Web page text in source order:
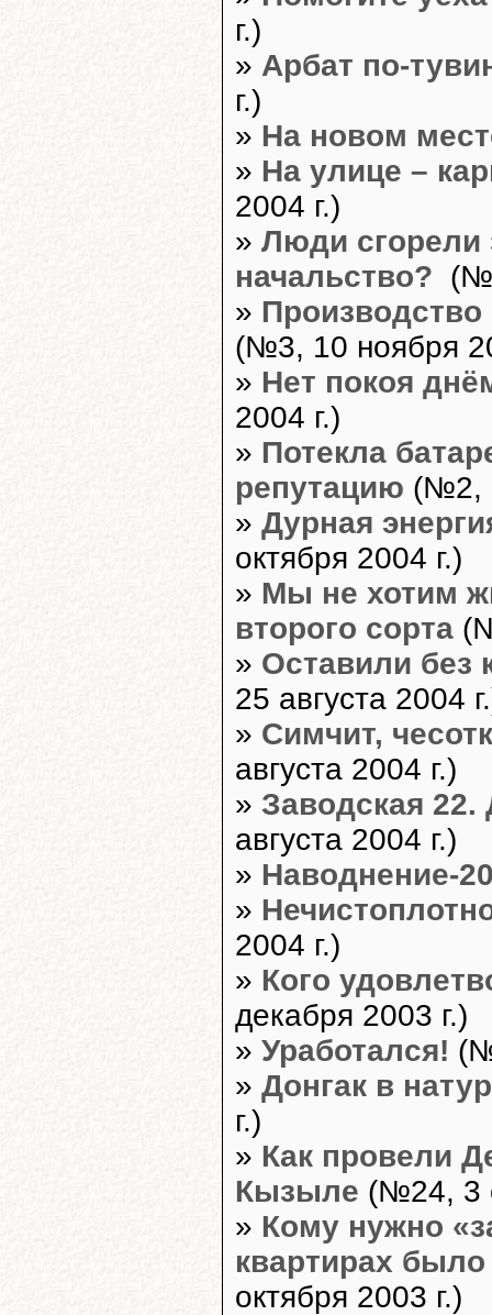
г.)
» Арбат по-
г.)
» На новом
» На улице –
2004 г.)
» Люди сгорели
начальство?
» Производство
(№3, 10 ноября
» Нет покоя
2004 г.)
» Потекла
репутацию (№2,
» Дурная
октября 2004 г.)
» Мы не хотим
второго сорта
» Оставили без
25 августа 2004
» Симчит,
августа 2004 г.)
» Заводская
августа 2004 г.)
» Наводнение-
»
2004 г.)
» Кого
декабря 2003 г.)
» Уработался!
» Донгак в
г.)
» Как провели
Кызыле (№24, 3
» Кому нужно
квартирах
октября 2003 г.)